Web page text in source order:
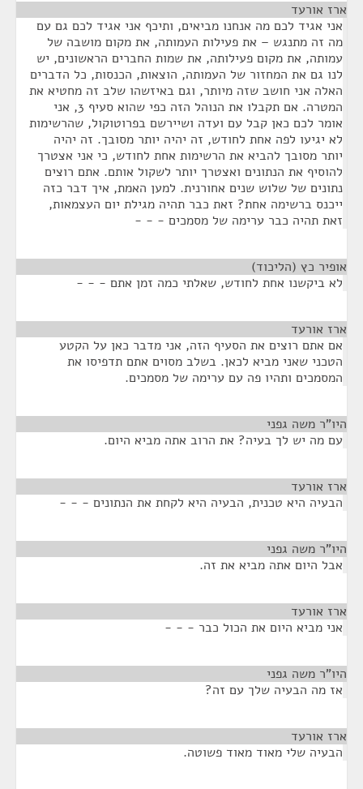
ארז אורעד
אני אגיד לכם מה אנחנו מביאים, ותיכף אני אגיד לכם גם עם
מה זה מתנגש – את פעילות העמותה, את מקום מושבה של
עמותה, את מקום פעילותה, את שמות החברים הראשונים, יש
לנו גם את המחזור של העמותה, הוצאות, הכנסות, כל הדברים
האלה אני חושב שזה מיותר, וגם באיזשהו שלב זה מחטיא את
המטרה. אם תקבלו את הנוהל הזה כפי שהוא סעיף 3, אני
אומר לכם כאן קבל עם ועדה ושיירשם בפרוטוקול, שהרשימות
לא יגיעו לפה אחת לחודש, זה יהיה יותר מסובך. זה יהיה
יותר מסובך להביא את הרשימות אחת לחודש, כי אני אצטרך
להוסיף את הנתונים ואצטרך יותר לשקול אותם. אתם רוצים
נתונים של שלוש שנים אחורנית. למען האמת, איך דבר כזה
ייכנס ברשימה אחת? זאת כבר תהיה מגילת יום העצמאות,
זאת תהיה כבר ערימה של מסמכים - - -
אופיר כץ (הליכוד)
לא ביקשנו אחת לחודש, שאלתי כמה זמן אתם - - -
ארז אורעד
אם אתם רוצים את הסעיף הזה, אני מדבר כאן על הקטע
הטכני שאני מביא לכאן. בשלב מסוים אתם תדפיסו את
המסמכים ותהיו פה עם ערימה של מסמכים.
היו"ר משה גפני
עם מה יש לך בעיה? את הרוב אתה מביא היום.
ארז אורעד
הבעיה היא טכנית, הבעיה היא לקחת את הנתונים - - -
היו"ר משה גפני
אבל היום אתה מביא את זה.
ארז אורעד
אני מביא היום את הכול כבר - - -
היו"ר משה גפני
אז מה הבעיה שלך עם זה?
ארז אורעד
הבעיה שלי מאוד מאוד פשוטה.